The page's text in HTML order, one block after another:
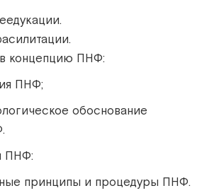
концепцию ПНФ:
ПНФ;
обоснование
ПНФ:
и процедуры ПНФ.